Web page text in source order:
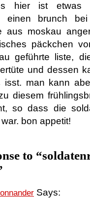
hier ist etwas
einen brunch
aus moskau
päckchen
geführte liste,
und dessen
man kann
diesem
so dass die
bon appetit!
to
Says: